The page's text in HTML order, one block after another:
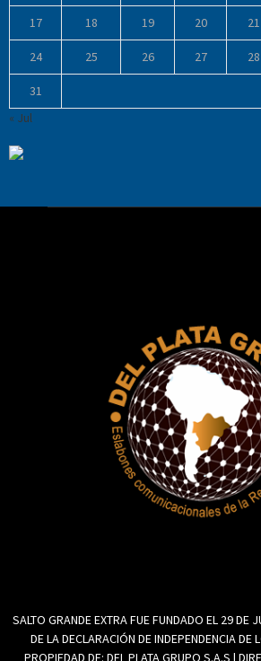
17 18 19 20 21
24 25 26 27 28
31
« Jul
SALTO GRANDE EXTRA FUE FUNDADO EL 29 DE
DE LA DECLARACIÓN DE INDEPENDENCIA DE
PROPIEDAD DE: DEL PLATA GRUPO S.A.S |